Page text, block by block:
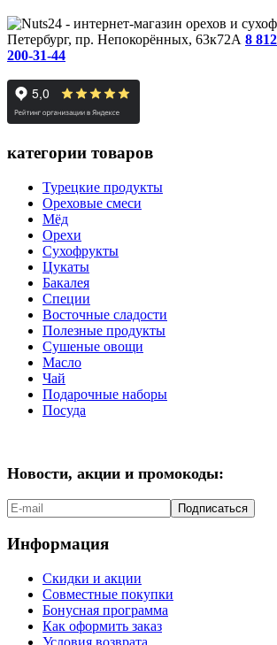
Петербург, пр. Непокорённых, 63к72А 8
200-31-44
категории товаров
Турецкие продукты
Ореховые смеси
Мёд
Орехи
Сухофрукты
Цукаты
Бакалея
Специи
Восточные сладости
Полезные продукты
Сушеные овощи
Масло
Чай
Подарочные наборы
Посуда
Новости, акции и промокоды:
Подписаться
Информация
Скидки и акции
Совместные покупки
Бонусная программа
Как оформить заказ
Условия возврата